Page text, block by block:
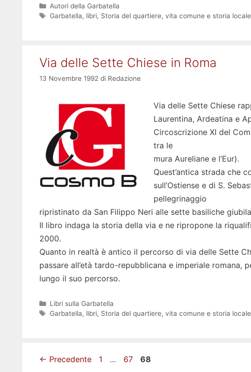
Categorie
Autori della Garbatella
Tag
Garbatella, libri, Storia del quartiere, vita comune e storia locale
Via delle Sette Chiese in Roma
13 Novembre 1992 di Redazione
Via delle Sette Chiese
Laurentina, Ardeatina e
Circoscrizione XI del
tra le
mura Aureliane e l’Eur).
Quest’antica strada che
sull’Ostiense e di S.
pellegrinaggio
ripristinato da San Filippo Neri alle sette basiliche
Il libro indaga la storia della via e ne ripropone la
2000.
Quanto in realtà è antico il percorso di via delle Sette
passare all’età tardo-repubblicana e imperiale
lungo il suo percorso.
Categorie
Libri sulla Garbatella
Tag
Garbatella, libri, Storia del quartiere, vita comune e storia locale
← Precedente Pagina
1 … Pagina
67 Pagina
68